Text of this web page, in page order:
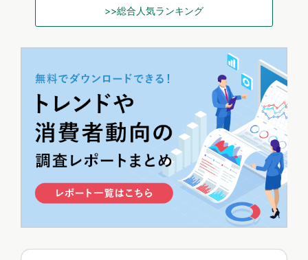
>>総合人気ランキング